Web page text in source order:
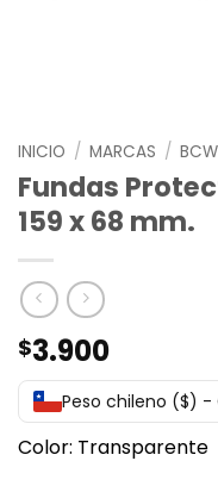
INICIO / MARCAS / BCW
Fundas
159 x 68 mm.
$3.900
Peso chileno ($) -
Color: Transparente